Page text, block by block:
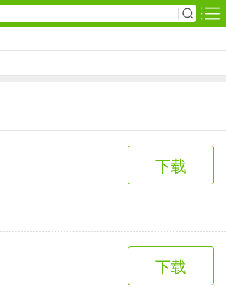
影音播放
6千+款应用
生活服务
下载
下载